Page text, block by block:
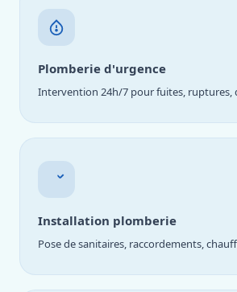
Plomberie d'urgence
Intervention 24h/7 pour fuites, ruptures,
Installation plomberie
Pose de sanitaires, raccordements,